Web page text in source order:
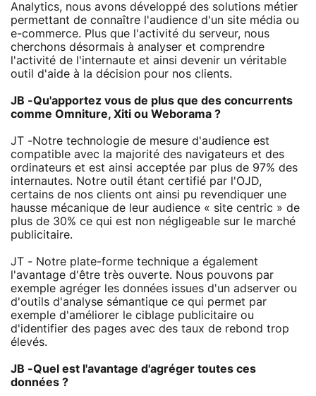
Analytics, nous avons développé des solutions métier
permettant de connaître l'audience d'un site média ou
e-commerce. Plus que l'activité du serveur, nous
cherchons désormais à analyser et comprendre
l'activité de l'internaute et ainsi devenir un véritable
outil d'aide à la décision pour nos clients.
JB -Qu'apportez vous de plus que des concurrents
comme Omniture, Xiti ou Weborama ?
JT -Notre technologie de mesure d'audience est
compatible avec la majorité des navigateurs et des
ordinateurs et est ainsi acceptée par plus de 97% des
internautes. Notre outil étant certifié par l'OJD,
certains de nos clients ont ainsi pu revendiquer une
hausse mécanique de leur audience « site centric » de
plus de 30% ce qui est non négligeable sur le marché
publicitaire.
JT - Notre plate-forme technique a également
l'avantage d'être très ouverte. Nous pouvons par
exemple agréger les données issues d'un adserver ou
d'outils d'analyse sémantique ce qui permet par
exemple d'améliorer le ciblage publicitaire ou
d'identifier des pages avec des taux de rebond trop
élevés.
JB -Quel est l'avantage d'agréger toutes ces
données ?